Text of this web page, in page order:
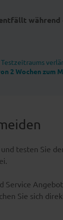
während
2 Wochen zum
testen Sie
Service
Sie sich